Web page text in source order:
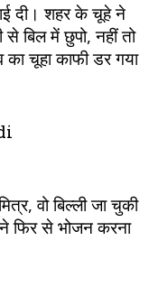
दी। शहर के चूहे ने
बिल में छुपो, नहीं तो
का चूहा काफी डर गया
वो बिल्ली जा चुकी
ने फिर से भोजन करना